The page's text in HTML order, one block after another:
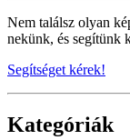
Nem találsz olyan
nekünk, és segítünk
Segítséget kérek!
Kategóriák